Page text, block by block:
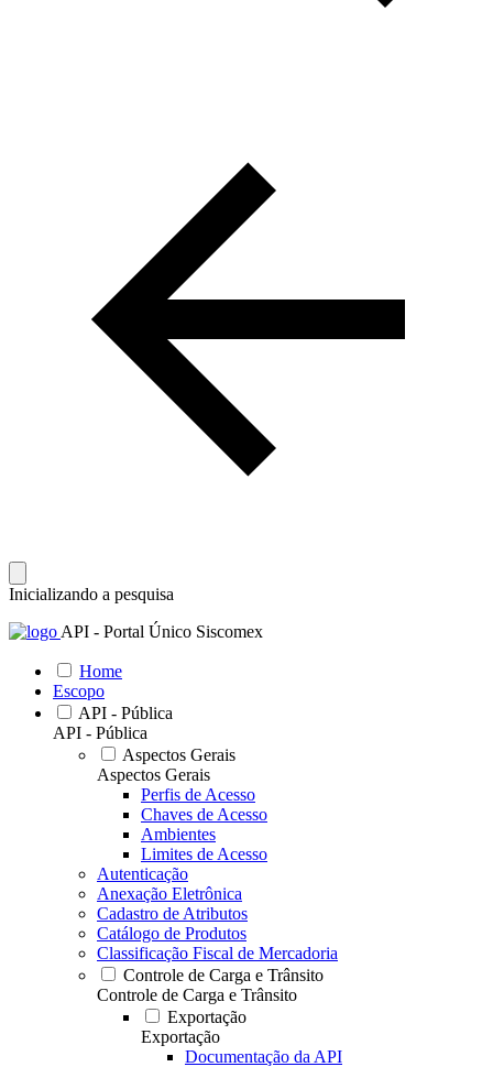
Inicializando a pesquisa
API - Portal Único Siscomex
Home
Escopo
API - Pública
API - Pública
Aspectos Gerais
Aspectos Gerais
Perfis de Acesso
Chaves de Acesso
Ambientes
Limites de Acesso
Autenticação
Anexação Eletrônica
Cadastro de Atributos
Catálogo de Produtos
Classificação Fiscal de Mercadoria
Controle de Carga e Trânsito
Controle de Carga e Trânsito
Exportação
Exportação
Documentação da API